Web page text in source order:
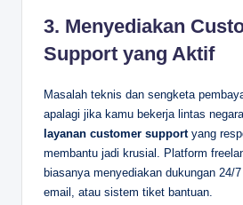
3. Menyediakan
Support yang Aktif
Masalah teknis dan sengketa
apalagi jika kamu bekerja lintas
layanan customer supportyang
membantu jadi krusial. Platform
biasanya menyediakan dukungan 24/
email, atau sistem tiket bantuan.